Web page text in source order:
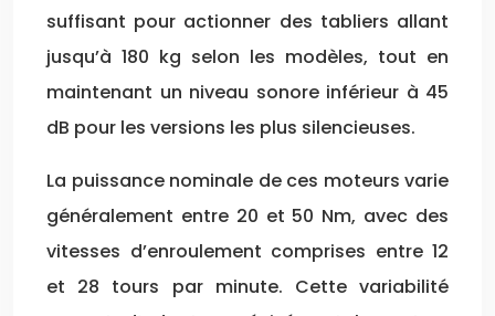
suffisant pour actionner des tabliers allant
jusqu’à 180 kg selon les modèles, tout en
maintenant un niveau sonore inférieur à 45
dB pour les versions les plus silencieuses.
La puissance nominale de ces moteurs varie
généralement entre 20 et 50 Nm, avec des
vitesses d’enroulement comprises entre 12
et 28 tours par minute. Cette variabilité